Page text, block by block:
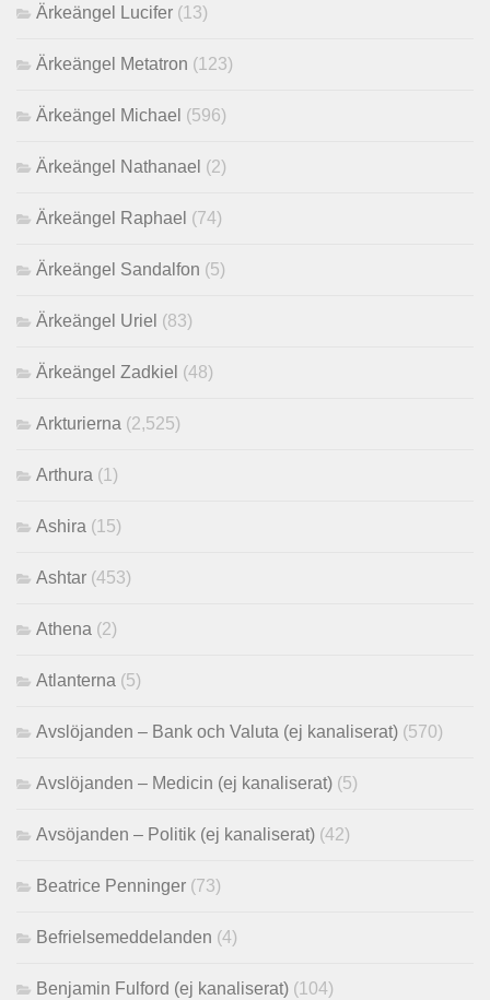
Ärkeängel Lucifer (13)
Ärkeängel Metatron (123)
Ärkeängel Michael (596)
Ärkeängel Nathanael (2)
Ärkeängel Raphael (74)
Ärkeängel Sandalfon (5)
Ärkeängel Uriel (83)
Ärkeängel Zadkiel (48)
Arkturierna (2,525)
Arthura (1)
Ashira (15)
Ashtar (453)
Athena (2)
Atlanterna (5)
Avslöjanden – Bank och Valuta (ej kanaliserat) (570)
Avslöjanden – Medicin (ej kanaliserat) (5)
Avsöjanden – Politik (ej kanaliserat) (42)
Beatrice Penninger (73)
Befrielsemeddelanden (4)
Benjamin Fulford (ej kanaliserat) (104)